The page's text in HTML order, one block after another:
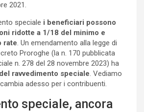
2021.
speciale i beneficiari possono
ridotte a 1/18 del minimo e
rate. Un emendamento alla legge di
Proroghe (la n. 170 pubblicata
n. 278 del 28 novembre 2023) ha
ravvedimento speciale. Vediamo
adesso per i contribuenti.
speciale, ancora